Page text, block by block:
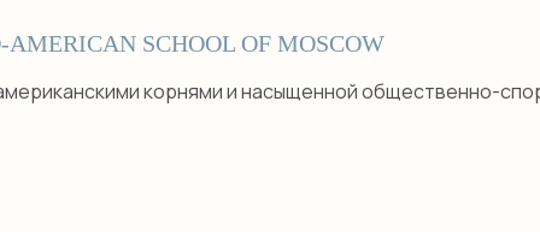
AMERICAN SCHOOL OF MOSCOW
корнями и насыщенной общественно-